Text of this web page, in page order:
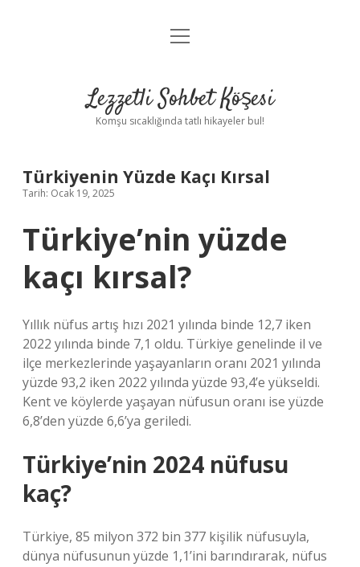
Anasayfa
Yasal Uyarı
menüyü
Lezzetli Sohbet Köşesi
Komşu sıcaklığında tatlı hikayeler bul!
Türkiyenin Yüzde Kaçı Kırsal
Tarih: Ocak 19, 2025
Türkiye’nin yüzde
kaçı kırsal?
Yıllık nüfus artış hızı 2021 yılında binde 12,7 iken
2022 yılında binde 7,1 oldu. Türkiye genelinde il ve
ilçe merkezlerinde yaşayanların oranı 2021 yılında
yüzde 93,2 iken 2022 yılında yüzde 93,4’e yükseldi.
Kent ve köylerde yaşayan nüfusun oranı ise yüzde
6,8’den yüzde 6,6’ya geriledi.
Türkiye’nin 2024 nüfusu
kaç?
Türkiye, 85 milyon 372 bin 377 kişilik nüfusuyla,
dünya nüfusunun yüzde 1,1’ini barındırarak, nüfus